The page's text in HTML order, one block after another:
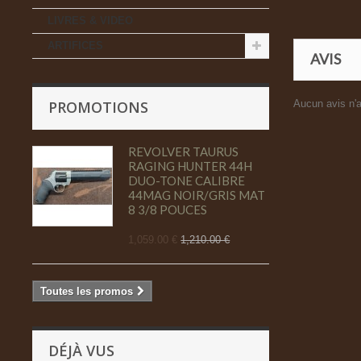
LIVRES & VIDEO
ARTIFICES
PROMOTIONS
REVOLVER TAURUS
RAGING HUNTER 44H
DUO-TONE CALIBRE
44MAG NOIR/GRIS MAT
8 3/8 POUCES
1,059.00 €1,210.00 €
Toutes les promos
DÉJÀ VUS
AVIS
Aucun avis